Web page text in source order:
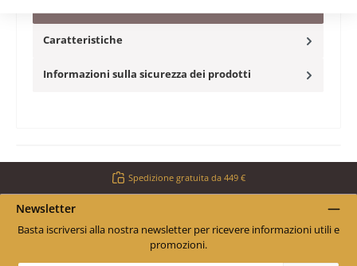
Caratteristiche
Informazioni sulla sicurezza dei prodotti
Spedizione gratuita da 449 €
Newsletter
Basta iscriversi alla nostra newsletter per ricevere informazioni utili e
promozioni.